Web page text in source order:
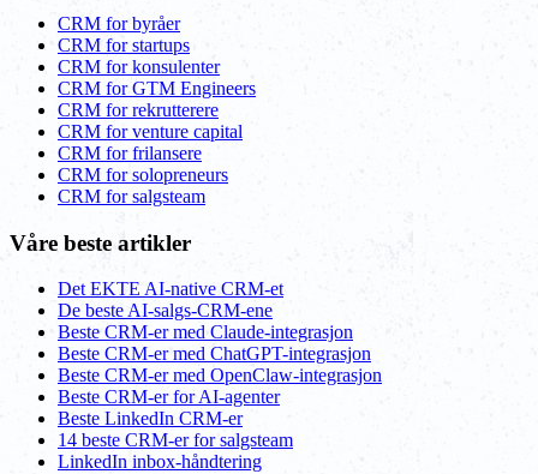
CRM for byråer
CRM for startups
CRM for konsulenter
CRM for GTM Engineers
CRM for rekrutterere
CRM for venture capital
CRM for frilansere
CRM for solopreneurs
CRM for salgsteam
Våre beste artikler
Det EKTE AI-native CRM-et
De beste AI-salgs-CRM-ene
Beste CRM-er med Claude-integrasjon
Beste CRM-er med ChatGPT-integrasjon
Beste CRM-er med OpenClaw-integrasjon
Beste CRM-er for AI-agenter
Beste LinkedIn CRM-er
14 beste CRM-er for salgsteam
LinkedIn inbox-håndtering